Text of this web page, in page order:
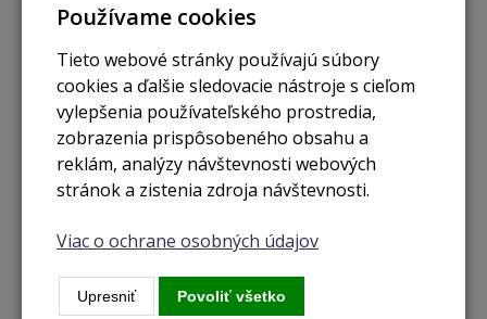
Radeon Pro 5300M 4GB / silver (2019)
Používame cookies
Tieto webové stránky používajú súbory
cookies a ďalšie sledovacie nástroje s cieľom
vylepšenia používateľského prostredia,
zobrazenia prispôsobeného obsahu a
reklám, analýzy návštevnosti webových
stránok a zistenia zdroja návštevnosti.
Viac o ochrane osobných údajov
Upresniť Povoliť všetko